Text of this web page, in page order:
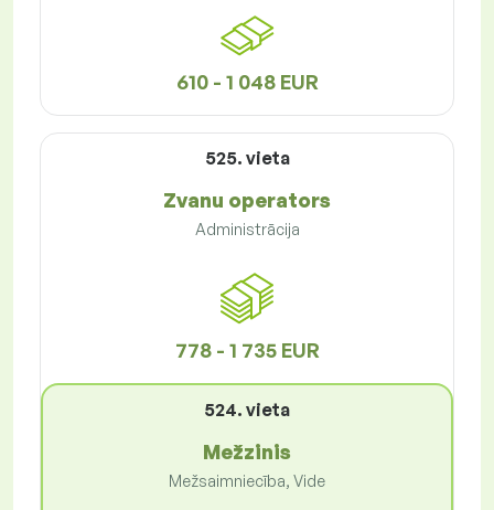
610 - 1 048 EUR
525. vieta
Zvanu operators
Administrācija
778 - 1 735 EUR
524. vieta
Mežzinis
Mežsaimniecība, Vide